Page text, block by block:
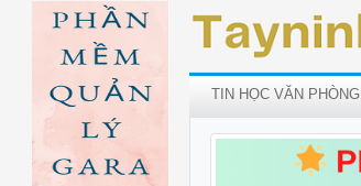
TIN HỌC VĂN PHÒNG